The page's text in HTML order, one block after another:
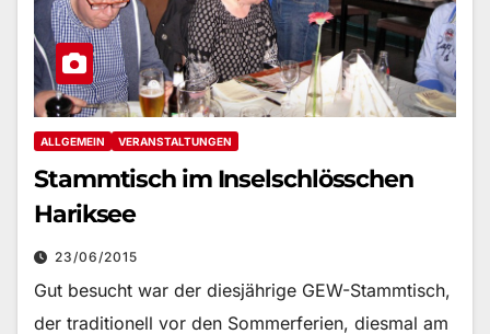
ALLGEMEIN VERANSTALTUNGEN
Stammtisch im Inselschlösschen
Hariksee
23/06/2015
Gut besucht war der diesjährige GEW-Stammtisch,
der traditionell vor den Sommerferien, diesmal am